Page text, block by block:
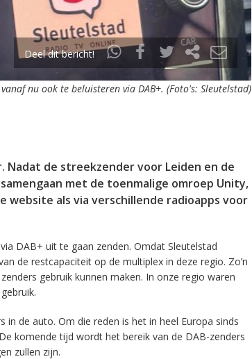
Deel dit bericht!
nu ook te beluisteren via DAB+. (Foto's: Sleutelstad)
Nadat de streekzender voor Leiden en de
met de toenmalige omroep Unity,
als via verschillende radioapps voor
DAB+ uit te gaan zenden. Omdat Sleutelstad
de restcapaciteit op de multiplex in deze regio. Zo’n
gebruik kunnen maken. In onze regio waren
de auto. Om die reden is het in heel Europa sinds
komende tijd wordt het bereik van de DAB-zenders
zullen zijn.